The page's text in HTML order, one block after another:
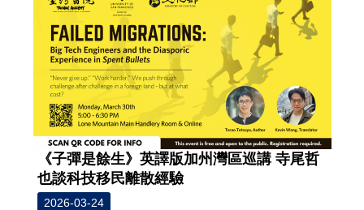
《子彈是餘生》英譯版加州灣區巡講 寺尾哲
也談科技移民離散經驗
2026-03-24